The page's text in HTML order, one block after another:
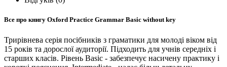
Все про книгу Oxford Practice Grammar Basic without key
Трирівнева серія посібників з граматики для молоді віком від
15 років та дорослої аудиторії. Підходить для учнів середніх і
старших класів. Рівень Basic - забезпечує насичену практику і